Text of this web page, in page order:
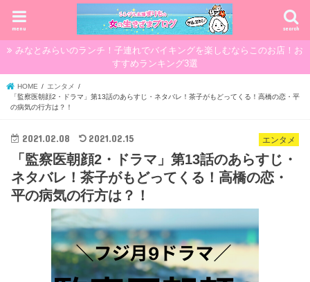
search
menu
みなとみらいのランチ！子連れでバイキングを楽しむならこのお店！お
すすめランキング3選
HOME
エンタメ
「監察医朝顔2・ドラマ」第13話のあらすじ・ネタバレ！茶子がもどってくる！高橋の恋・平
の病気の行方は？！
エンタメ
2021.02.08 2021.02.15
「監察医朝顔2・ドラマ」第13話のあらすじ・
ネタバレ！茶子がもどってくる！高橋の恋・
平の病気の行方は？！